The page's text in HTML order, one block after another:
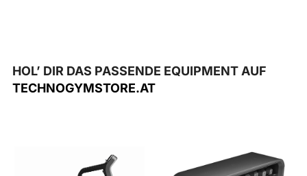
HOL’ DIR DAS PASSENDE EQUIPMENT AUF
TECHNOGYMSTORE.AT